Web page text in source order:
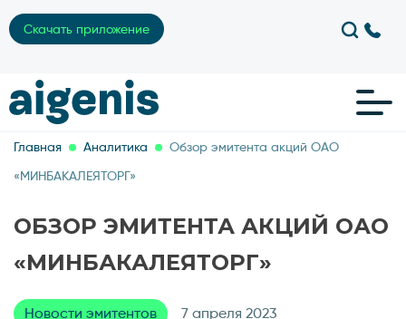
Скачать приложение
Главная Аналитика
Обзор эмитента акций ОАО
«МИНБАКАЛЕЯТОРГ»
ОБЗОР ЭМИТЕНТА АКЦИЙ ОАО
«МИНБАКАЛЕЯТОРГ»
Новости эмитентов 7 апреля 2023